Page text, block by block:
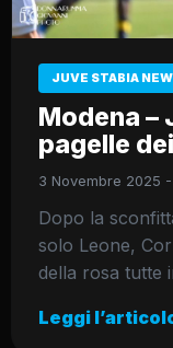
JUVE STABIA
Modena –
pagelle
3 Novembre 2025 -
Dopo la
solo Leone,
della rosa tutte
Leggi